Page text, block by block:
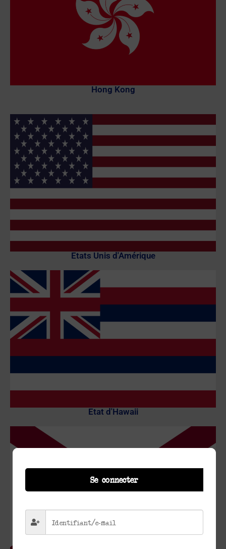
Hong Kong
Etats Unis d'Amérique
Etat d'Hawaii
Se connecter